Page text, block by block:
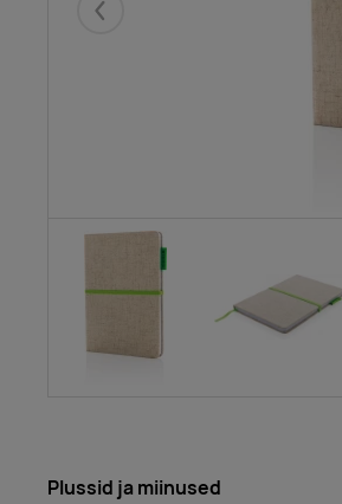
Eelmised
Plussid ja miinused